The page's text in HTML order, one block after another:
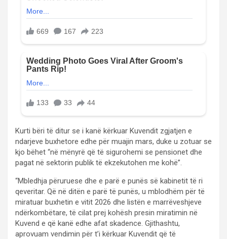
Kurti bëri të ditur se i kanë kërkuar Kuvendit zgjatjen e
ndarjeve buxhetore edhe për muajin mars, duke u zotuar se
kjo bëhet “në mënyrë që të sigurohemi se pensionet dhe
pagat në sektorin publik të ekzekutohen me kohë”.
“Mbledhja përuruese dhe e parë e punës së kabinetit të ri
qeveritar. Që në ditën e parë të punës, u mblodhëm për të
miratuar buxhetin e vitit 2026 dhe listën e marrëveshjeve
ndërkombëtare, të cilat prej kohësh presin miratimin në
Kuvend e që kanë edhe afat skadence. Gjithashtu,
aprovuam vendimin për t’i kërkuar Kuvendit që të